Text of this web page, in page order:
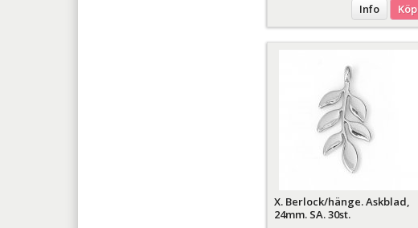
Info Köp
X. Berlock/hänge. Askblad,
24mm. SA. 30st.